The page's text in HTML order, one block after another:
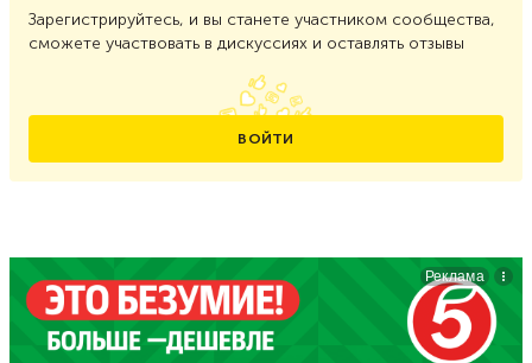
Зарегистрируйтесь, и вы станете участником сообщества,
сможете участвовать в дискуссиях и оставлять отзывы
ВОЙТИ